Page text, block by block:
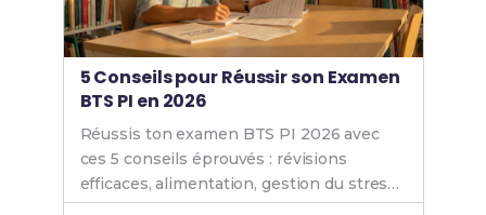
5 Conseils pour Réussir son Examen
BTS PI en 2026
Réussis ton examen BTS PI 2026 avec
ces 5 conseils éprouvés : révisions
efficaces, alimentation, gestion du stress.
Découvre nos stratégies gagnantes !